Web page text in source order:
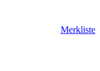
Merkliste